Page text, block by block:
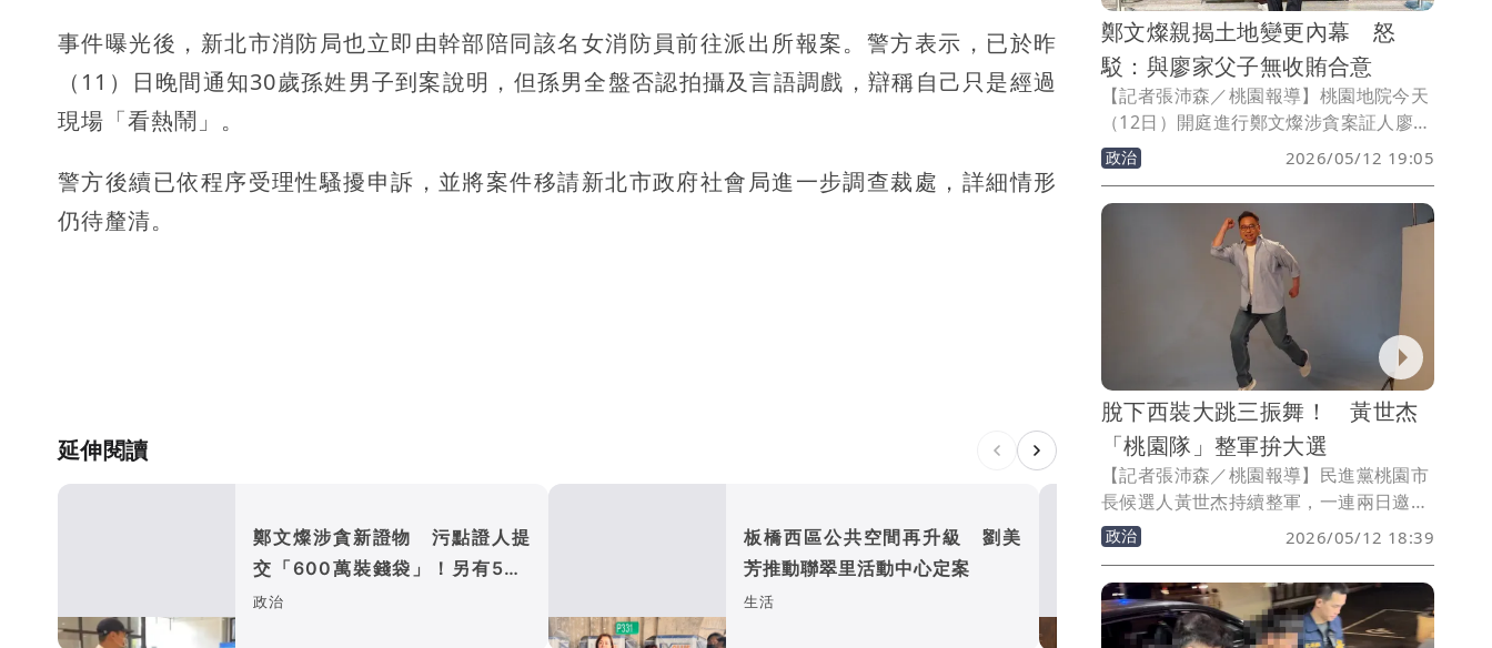
事件曝光後，新北市消防局也立即由幹部陪同該名女消防員前往派出所報案。警方表示，已於昨
（11）日晚間通知30歲孫姓男子到案說明，但孫男全盤否認拍攝及言語調戲，辯稱自己只是經過
現場「看熱鬧」。
警方後續已依程序受理性騷擾申訴，並將案件移請新北市政府社會局進一步調查裁處，詳細情形
仍待釐清。
延伸閱讀
鄭文燦涉貪新證物 污點證人提
交「600萬裝錢袋」！另有500
萬背包不見了
政治
板橋西區公共空間再升級 劉美
芳推動聯翠里活動中心定案
生活
打造安全宜居城！ 竹市啟
療隱私聯合稽查、落實環境
整備
政治
鄭文燦親揭土地變更內幕 怒
駁：與廖家父子無收賄合意
【記者張沛森／桃園報導】桃園地院今天
（12日）開庭進行鄭文燦涉貪案証人廖力
廷的交互詰問，鄭文燦在庭上親揭土地變
更內幕，嚴正聲明指出，本案無合意、無
對價，而他跟市府同仁都是依法行政，沒
有完成廖俊松父子的期待，為其解套全部
地主同意書的門檻，可以完成自辦市地重
劃。未料，一個沒有合意的丟包事件，造
成這麼大的傷害。並認為自己在本案中是
受害者而非受益者。
政治 2026/05/12 19:05
脫下西裝大跳三振舞！ 黃世杰
「桃園隊」整軍拚大選
【記者張沛森／桃園報導】民進黨桃園市
長候選人黃世杰持續整軍，一連兩日邀集
黨籍提名議員候選人合拍定裝照。過程
中，黃世杰與眾人大秀球技、跳起三振
舞，從專業西裝、smart casual牛津襯
衫、Team Taiwan帽T到樂天桃猿球衣造
型全都入鏡。
政治 2026/05/12 18:39